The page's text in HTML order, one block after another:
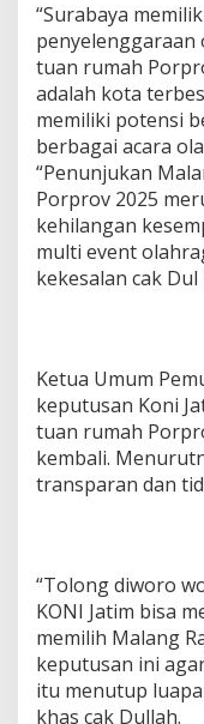
“Surabaya
penyelenggaraan
tuan rumah
adalah kota
memiliki potensi
berbagai acara
“Penunjukan
Porprov 2025
kehilangan
multi event
kekesalan cak
Ketua Umum
keputusan Koni
tuan rumah
kembali.
transparan dan
“Tolong diworo
KONI Jatim bisa
memilih Malang
keputusan ini
itu menutup
khas cak Dullah.